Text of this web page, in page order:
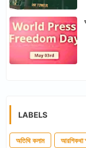
LABELS
অতিথি কলাম আরশিকথা